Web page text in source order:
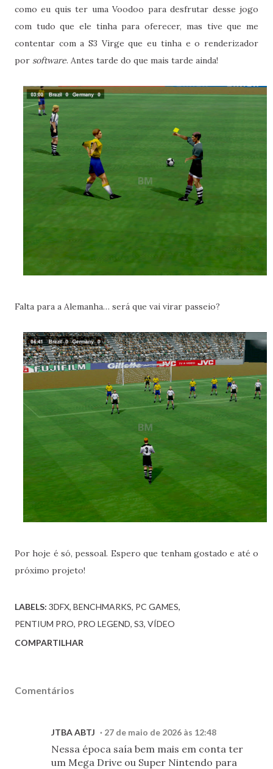
como eu quis ter uma Voodoo para desfrutar desse jogo
com tudo que ele tinha para oferecer, mas tive que me
contentar com a S3 Virge que eu tinha e o renderizador
por software. Antes tarde do que mais tarde ainda!
Falta para a Alemanha… será que vai virar passeio?
Por hoje é só, pessoal. Espero que tenham gostado e até o
próximo projeto!
LABELS: 3DFX BENCHMARKS PC GAMES
PENTIUM PRO PRO LEGEND S3 VÍDEO
COMPARTILHAR
Comentários
JTBA ABTJ 27 de maio de 2026 às 12:48
Nessa época saía bem mais em conta ter
um Mega Drive ou Super Nintendo para